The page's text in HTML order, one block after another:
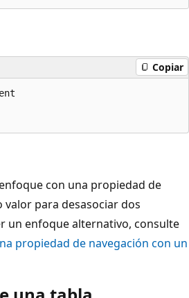
Copiar
con una propiedad de
valor para desasociar dos
un enfoque alternativo, consulte
propiedad de navegación con un